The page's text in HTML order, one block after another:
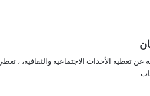
تغطية الأحداث الاجتماعية والثقافية، ،